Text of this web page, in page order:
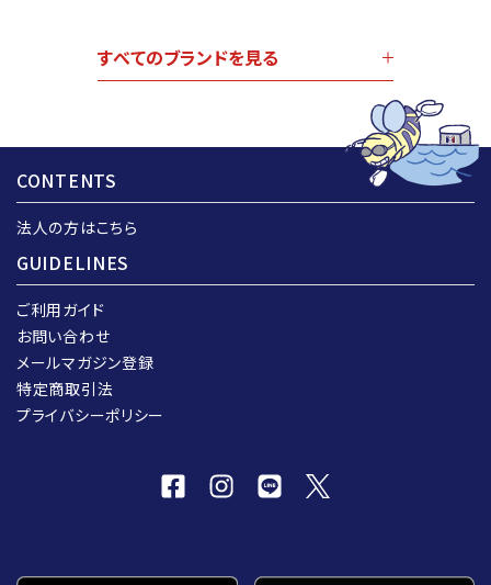
すべてのブランドを見る
CONTENTS
法人の方はこちら
GUIDELINES
ご利用ガイド
お問い合わせ
メールマガジン登録
特定商取引法
プライバシーポリシー